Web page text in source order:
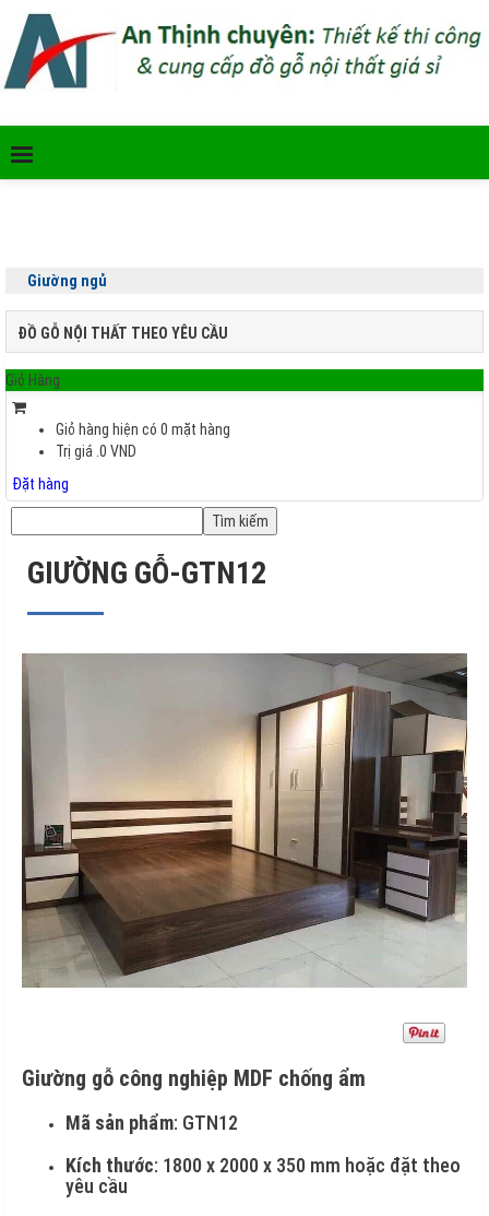
Giường ngủ
ĐỒ GỖ NỘI THẤT THEO YÊU CẦU
Giỏ Hàng
Giỏ hàng hiện có 0 mặt hàng
Trị giá .0 VND
Đặt hàng
GIƯỜNG GỖ-GTN12
Giường gỗ công nghiệp MDF chống ẩm
Mã sản phẩm: GTN12
Kích thước: 1800 x 2000 x 350 mm hoặc đặt theo
yêu cầu